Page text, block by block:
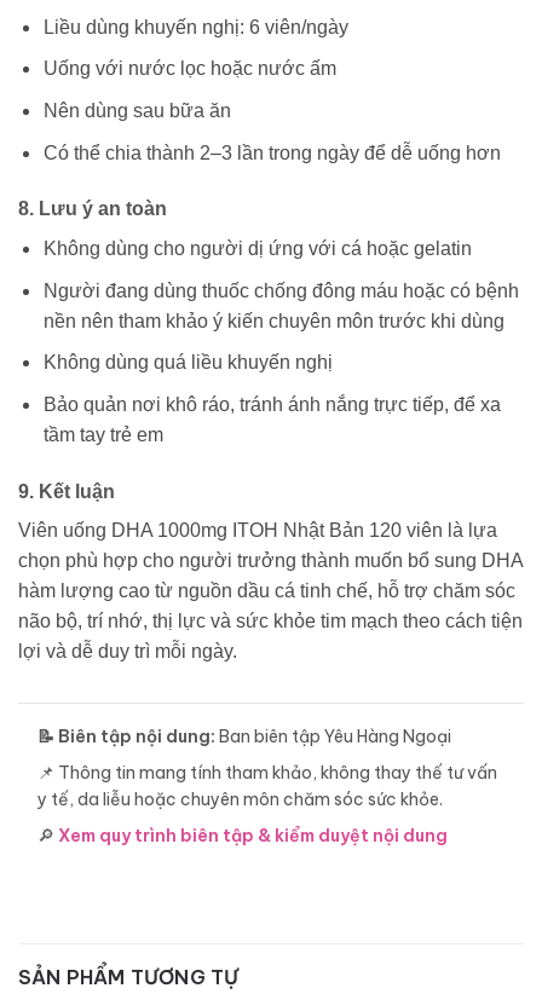
Liều dùng khuyến nghị: 6 viên/ngày
Uống với nước lọc hoặc nước ấm
Nên dùng sau bữa ăn
Có thể chia thành 2–3 lần trong ngày để dễ uống hơn
8. Lưu ý an toàn
Không dùng cho người dị ứng với cá hoặc gelatin
Người đang dùng thuốc chống đông máu hoặc có bệnh
nền nên tham khảo ý kiến chuyên môn trước khi dùng
Không dùng quá liều khuyến nghị
Bảo quản nơi khô ráo, tránh ánh nắng trực tiếp, để xa
tầm tay trẻ em
9. Kết luận
Viên uống DHA 1000mg ITOH Nhật Bản 120 viên là lựa
chọn phù hợp cho người trưởng thành muốn bổ sung DHA
hàm lượng cao từ nguồn dầu cá tinh chế, hỗ trợ chăm sóc
não bộ, trí nhớ, thị lực và sức khỏe tim mạch theo cách tiện
lợi và dễ duy trì mỗi ngày.
📝 Biên tập nội dung: Ban biên tập Yêu Hàng Ngoại
📌 Thông tin mang tính tham khảo, không thay thế tư vấn
y tế, da liễu hoặc chuyên môn chăm sóc sức khỏe.
🔎 Xem quy trình biên tập & kiểm duyệt nội dung
SẢN PHẨM TƯƠNG TỰ